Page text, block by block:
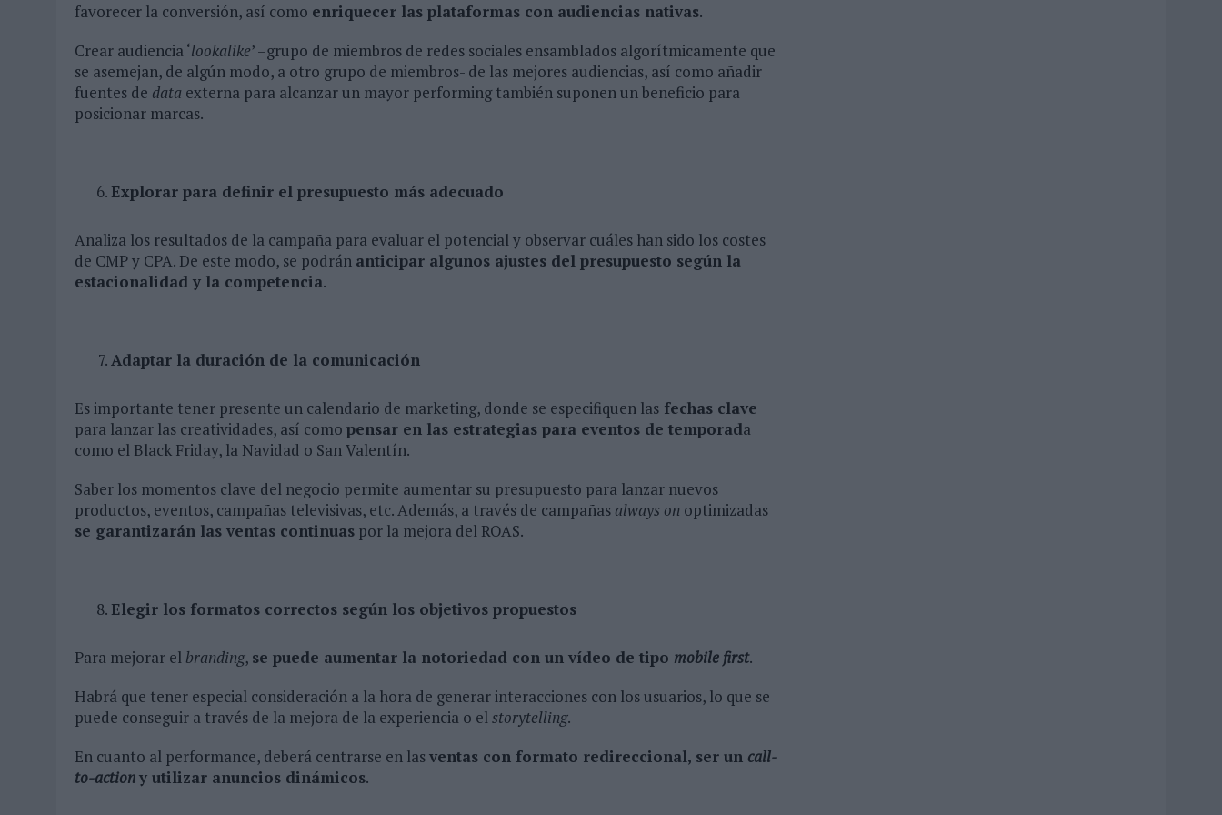
favorecer la conversión, así como enriquecer las plataformas con audiencias nativas.
Crear audiencia ‘lookalike’ –grupo de miembros de redes sociales ensamblados algorítmicamente que
se asemejan, de algún modo, a otro grupo de miembros- de las mejores audiencias, así como añadir
fuentes de data externa para alcanzar un mayor performing también suponen un beneficio para
posicionar marcas.
Explorar para definir el presupuesto más adecuado
Analiza los resultados de la campaña para evaluar el potencial y observar cuáles han sido los costes
de CMP y CPA. De este modo, se podrán anticipar algunos ajustes del presupuesto según la
estacionalidad y la competencia.
Adaptar la duración de la comunicación
Es importante tener presente un calendario de marketing, donde se especifiquen las fechas clave
para lanzar las creatividades, así como pensar en las estrategias para eventos de temporada
como el Black Friday, la Navidad o San Valentín.
Saber los momentos clave del negocio permite aumentar su presupuesto para lanzar nuevos
productos, eventos, campañas televisivas, etc. Además, a través de campañas always on optimizadas
se garantizarán las ventas continuas por la mejora del ROAS.
Elegir los formatos correctos según los objetivos propuestos
Para mejorar el branding, se puede aumentar la notoriedad con un vídeo de tipo mobile first.
Habrá que tener especial consideración a la hora de generar interacciones con los usuarios, lo que se
puede conseguir a través de la mejora de la experiencia o elstorytelling.
En cuanto al performance, deberá centrarse en lasventas con formato redireccional, ser un call-
to-actiony utilizar anuncios dinámicos.